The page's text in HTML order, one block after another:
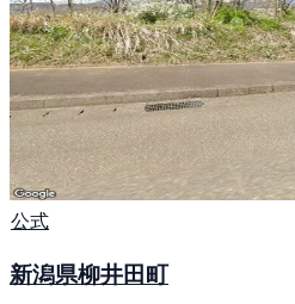
公式
新潟県柳井田町